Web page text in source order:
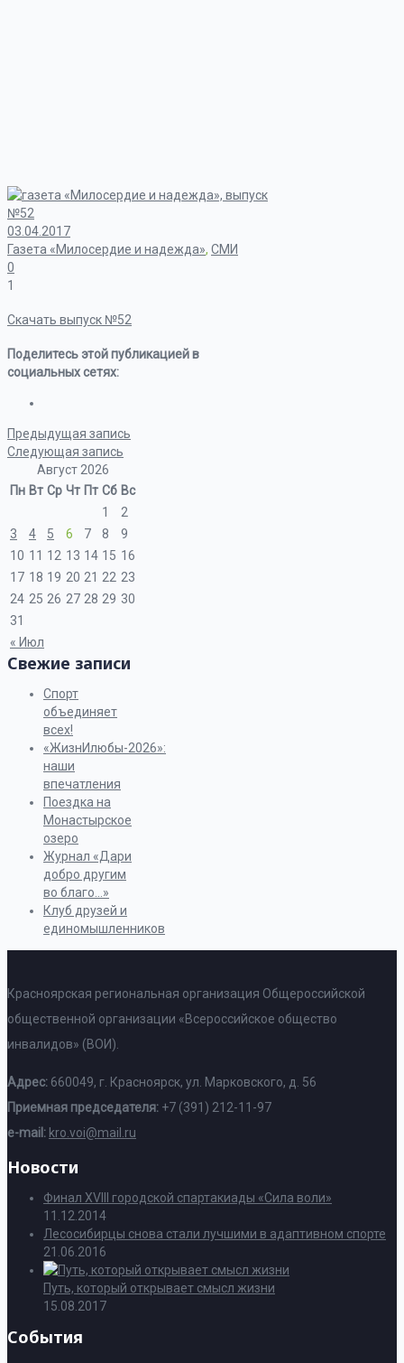
03.04.2017
Газета «Милосердие и надежда», СМИ
0
1
Скачать выпуск №52
Поделитесь этой публикацией в
социальных сетях:
Предыдущая запись
Следующая запись
Август 2026
Пн Вт Ср Чт Пт Сб Вс
« Июл
1
2
3
4 5 6 7 8
9
10 11 12 13 14 15 16
17 18 19 20 21 22 23
24 25 26 27 28 29 30
31
Свежие записи
Спорт
объединяет
всех!
«ЖизнИлюбы-2026»:
наши
впечатления
Поездка на
Монастырское
озеро
Журнал «Дари
добро другим
во благо…»
Клуб друзей и
единомышленников
Красноярская региональная организация Общероссийской
общественной организации «Всероссийское общество
инвалидов» (ВОИ).
Адрес: 660049, г. Красноярск, ул. Марковского, д. 56
Приемная председателя: +7 (391) 212-11-97
e-mail: kro.voi@mail.ru
Новости
Финал XVIII городской спартакиады «Сила воли»
11.12.2014
Лесосибирцы снова стали лучшими в адаптивном спорте
21.06.2016
Путь, который открывает смысл жизни
15.08.2017
События